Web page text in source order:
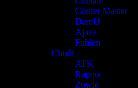
Cooler Master
DareU
Ajazz
Fuhlen
Chuột
ATK
Rapoo
Zowie